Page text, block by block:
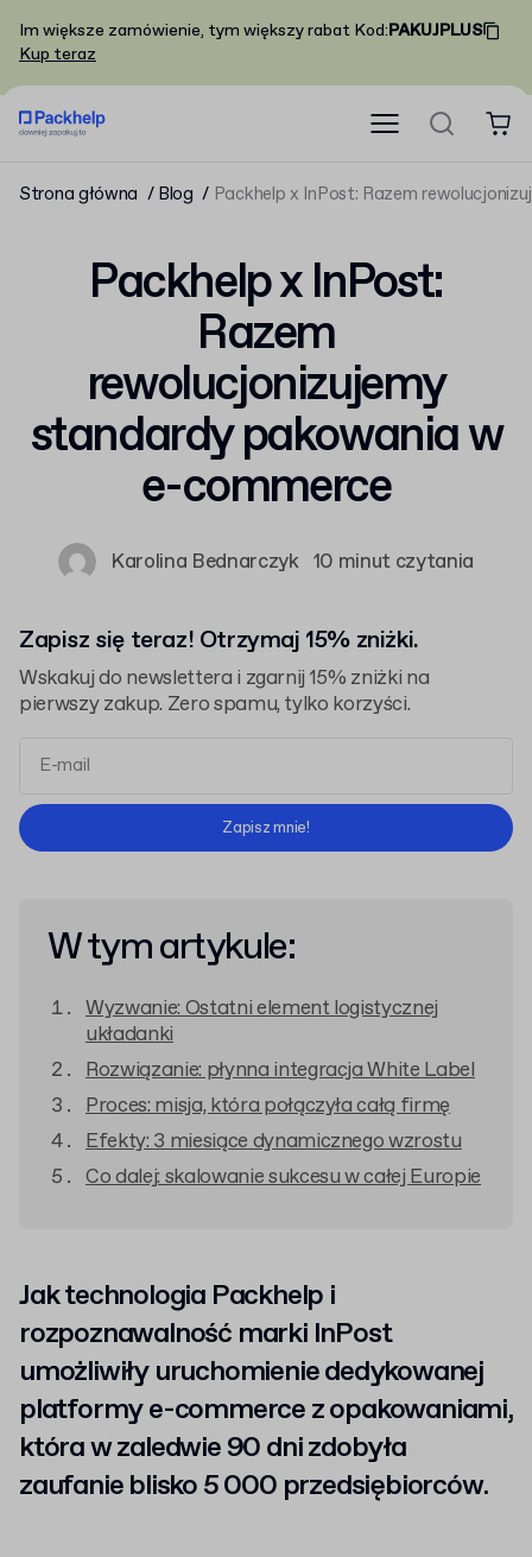
Im większe zamówienie, tym większy rabat Kod:PAKUJPLUS
Kup teraz
Strona główna Blog Packhelp x InPost: Razem
Packhelp x InPost:
Razem
rewolucjonizujemy
standardy pakowania w
e-commerce
Karolina Bednarczyk 10 minut czytania
Zapisz się teraz! Otrzymaj 15% zniżki.
Wskakuj do newslettera i zgarnij 15% zniżki na
pierwszy zakup. Zero spamu, tylko korzyści.
Regulaminem Polityką Prywatności
Zapisz mnie!
W tym artykule:
Wyzwanie: Ostatni element logistycznej
układanki
Rozwiązanie: płynna integracja White Label
Proces: misja, która połączyła całą firmę
Efekty: 3 miesiące dynamicznego wzrostu
Co dalej: skalowanie sukcesu w całej Europie
Jak technologia Packhelp i
rozpoznawalność marki InPost
umożliwiły uruchomienie dedykowanej
platformy e-commerce z opakowaniami,
która w zaledwie 90 dni zdobyła
zaufanie blisko 5 000 przedsiębiorców.